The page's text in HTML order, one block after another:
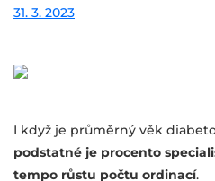
31. 3. 2023
I když je průměrný věk
podstatné je procento
tempo růstu počtu ordinací.